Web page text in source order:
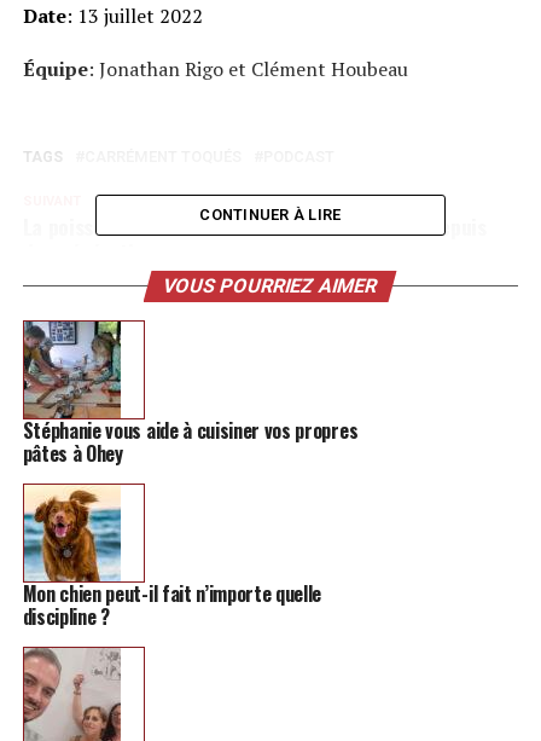
Date: 13 juillet 2022
Équipe: Jonathan Rigo et Clément Houbeau
TAGS
La poissonnerie Wauters sillonne nos marchés depuis
NE MANQUEZ PAS
15h de jeux de société, la drôle d’idée des Ludistes
Hannutois pour cet été
CONTINUER À LIRE
VOUS POURRIEZ AIMER
Stéphanie vous aide à cuisiner vos propres
pâtes à Ohey
Mon chien peut-il fait n’importe quelle
discipline ?